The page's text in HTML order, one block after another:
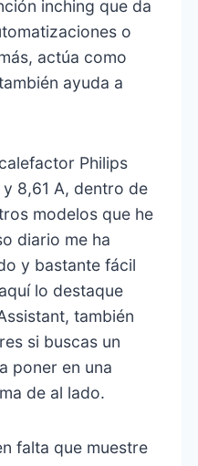
inching que da
o
actúa como
ayuda a
Philips
y 8,61 A, dentro de
modelos que he
diario me ha
y bastante fácil
lo destaque
también
si buscas un
poner en una
de al lado.
falta que muestre